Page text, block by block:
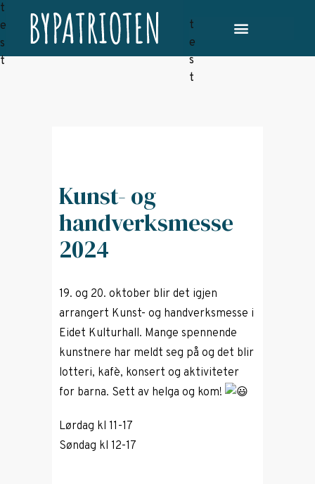
Kunst- og
handverksmesse
2024
19. og 20. oktober blir det igjen
arrangert Kunst- og handverksmesse i
Eidet Kulturhall. Mange spennende
kunstnere har meldt seg på og det blir
lotteri, kafè, konsert og aktiviteter
for barna. Sett av helga og kom!
Lørdag kl 11-17
Søndag kl 12-17